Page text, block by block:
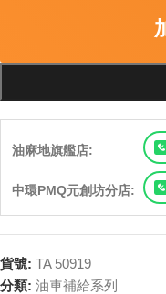
油麻地旗艦店:
中環PMQ元創坊分店:
貨號: TA 50919
分類: 油車補給系列